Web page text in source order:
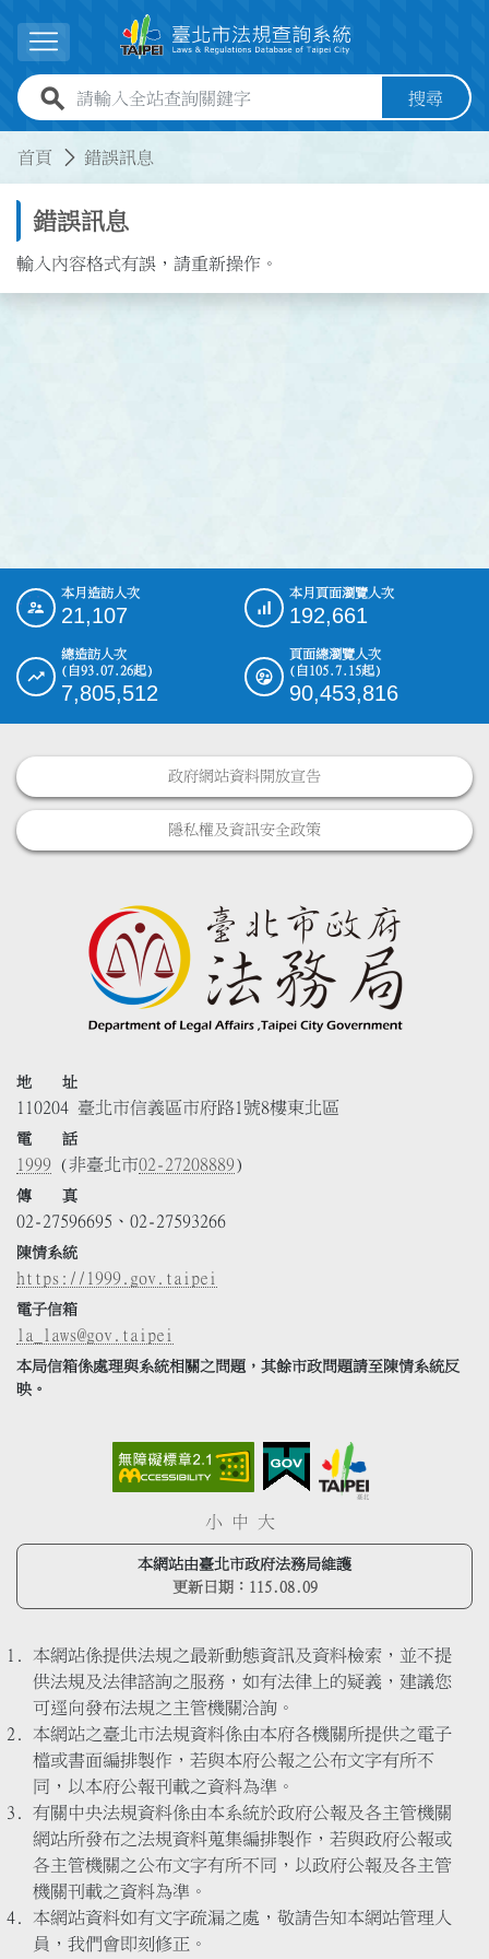
展開選單
全站查詢關鍵字欄位 搜尋
首頁 錯誤訊息
錯誤訊息
輸入內容格式有誤，請重新操作。
::: 本月造訪人次
21,107
本月頁面瀏覽人次
192,661
總造訪人次
(自93.07.26起)
7,805,512
頁面總瀏覽人次
(自105.7.15起)
90,453,816
政府網站資料開放宣告
隱私權及資訊安全政策
地 址
110204 臺北市信義區市府路1號8樓東北區
電 話
1999 (非臺北市02-27208889)
傳 真
02-27596695、02-27593266
陳情系統
https://1999.gov.taipei
電子信箱
la_laws@gov.taipei
本局信箱係處理與系統相關之問題，其餘市政問題請至陳情系統反
映。
小 中 大
本網站由臺北市政府法務局維護
更新日期： 115.08.09
本網站係提供法規之最新動態資訊及資料檢索，並不提
供法規及法律諮詢之服務，如有法律上的疑義，建議您
可逕向發布法規之主管機關洽詢。
本網站之臺北市法規資料係由本府各機關所提供之電子
檔或書面編排製作，若與本府公報之公布文字有所不
同，以本府公報刊載之資料為準。
有關中央法規資料係由本系統於政府公報及各主管機關
網站所發布之法規資料蒐集編排製作，若與政府公報或
各主管機關之公布文字有所不同，以政府公報及各主管
機關刊載之資料為準。
本網站資料如有文字疏漏之處，敬請告知本網站管理人
員，我們會即刻修正。